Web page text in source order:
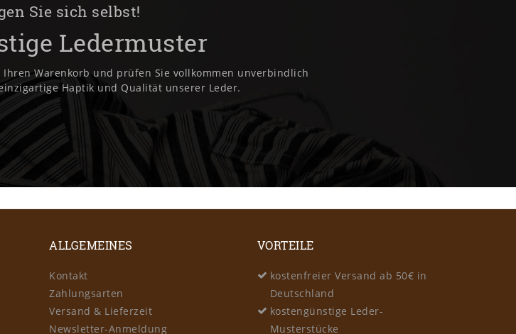
Sie sich selbst!
Ledermuster
Warenkorb und prüfen Sie vollkommen unverbindlich
Haptik und Qualität unserer Leder.
ALLGEMEINES
Kontakt
Zahlungsarten
Versand & Lieferzeit
Newsletter-Anmeldung
VORTEILE
kostenfreier Versand ab 50€ in
Deutschland
kostengünstige Leder-
Musterstücke